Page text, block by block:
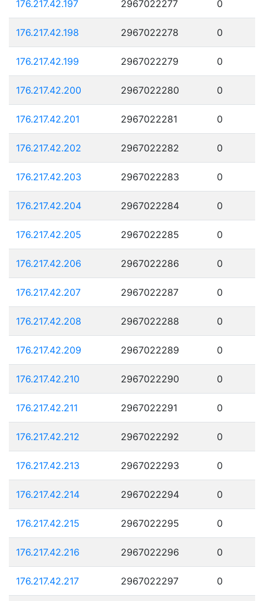
176.217.42.197 2967022277 0
176.217.42.198 2967022278 0
176.217.42.199 2967022279 0
176.217.42.200 2967022280 0
176.217.42.201 2967022281 0
176.217.42.202 2967022282 0
176.217.42.203 2967022283 0
176.217.42.204 2967022284 0
176.217.42.205 2967022285 0
176.217.42.206 2967022286 0
176.217.42.207 2967022287 0
176.217.42.208 2967022288 0
176.217.42.209 2967022289 0
176.217.42.210 2967022290 0
176.217.42.211 2967022291 0
176.217.42.212 2967022292 0
176.217.42.213 2967022293 0
176.217.42.214 2967022294 0
176.217.42.215 2967022295 0
176.217.42.216 2967022296 0
176.217.42.217 2967022297 0